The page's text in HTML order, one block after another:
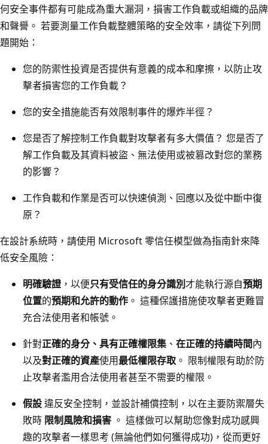
何安全事件都有可能成為重大漏洞，損害工作負載或組織的品牌
和聲譽。 若要測量工作負載整體策略的安全效率，請從下列問
題開始：
您的防禦性投資是否提供有意義的成本和摩擦，以防止攻
擊者損害您的工作負載？
您的安全措施能否有效限制事件的爆炸半徑？
您是否了解控制工作負載對攻擊者有多大價值？ 您是否了
解工作負載及其資料被盜、無法使用或被篡改對您的業務
的影響？
工作負載和作業是否可以快速偵測、回應以及從中斷中復
原？
在設計系統時，請使用 Microsoft 零信任模型做為指南針來降
低安全風險：
明確驗證 ，以便只有受信任的身分識別才能執行源自預期
位置的預期和允許的動作 。 這種保護措施使攻擊者更難冒
充合法使用者和帳號。
針對正確的身分、 具有正確權限集 、 在正確的持續時間內
以及對正確的資產使用最低權限存取 。 限制權限有助於防
止攻擊者濫用合法使用者甚至不需要的權限。
假設違反安全控制，並設計補償控制，以在主要防禦層失
敗時 限制風險和損害 。 這樣做可以幫助您像對成功感興
趣的攻擊者一樣思考 (無論他們如何獲得成功)，從而更好